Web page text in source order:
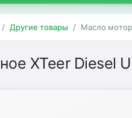
Другие товары Масло
XTeer Diesel